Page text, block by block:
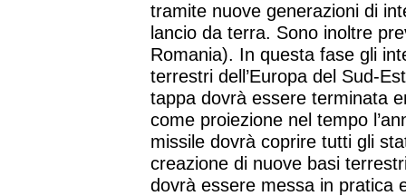
tramite nuove generazioni di
lancio da terra. Sono inoltre
Romania). In questa fase gli
terrestri dell’Europa del Sud-
tappa dovrà essere terminata
come proiezione nel tempo
missile dovrà coprire tutti gli
creazione di nuove basi
dovrà essere messa in pratica